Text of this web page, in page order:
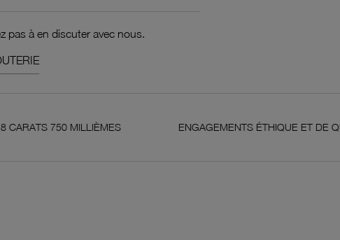
pas à en discuter avec nous.
ENGAGEMENTS ÉTHIQUE ET DE QUALITÉ